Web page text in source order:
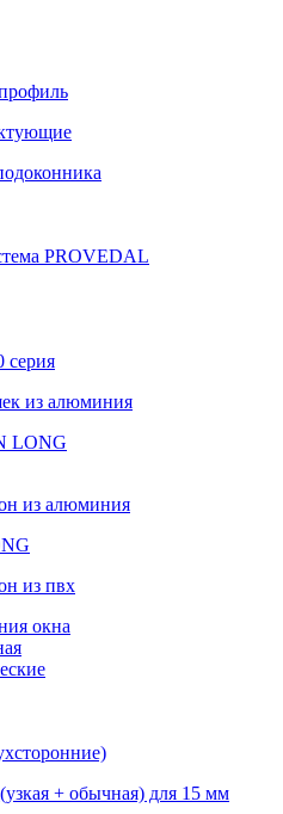
PROVEDAL
серия
из алюминия
LONG
из алюминия
из пвх
окна
+ обычная) для 15 мм